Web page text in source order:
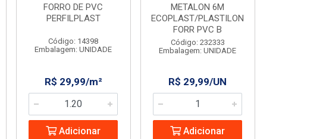
FORRO DE PVC
PERFILPLAST
Código: 14398
Embalagem: UNIDADE
R$ 29,99/m²
Adicionar
METALON 6M
ECOPLAST/PLASTILON
FORR PVC B
Código: 232333
Embalagem: UNIDADE
R$ 29,99/UN
Adicionar